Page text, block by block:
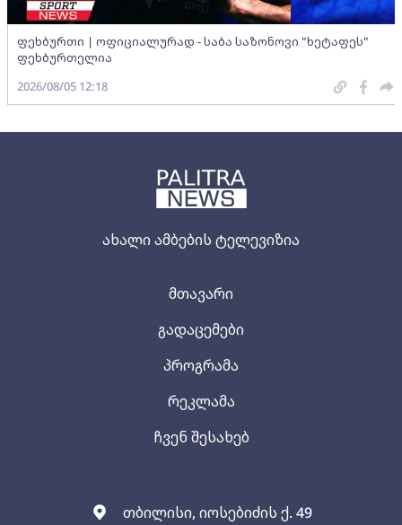
ახალი ამბების ტელევიზია
თბილისი, იოსებიძის ქ. 49
მთავარი
გადაცემები
პროგრამა
რეკლამა
ჩვენ შესახებ
ფეხბურთი | ოფიციალურად - საბა საზონოვი "ხეტაფეს"
ფეხბურთელია
2026/08/05 12:18